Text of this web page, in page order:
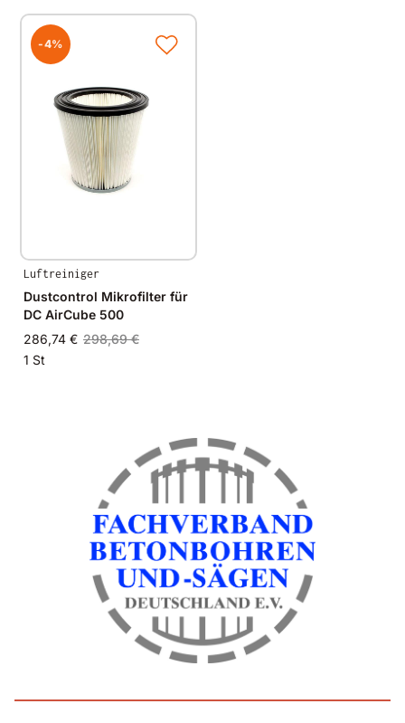
-4%
Luftreiniger
Dustcontrol Mikrofilter für
DC AirCube 500
286,74 € 298,69 €
1 St